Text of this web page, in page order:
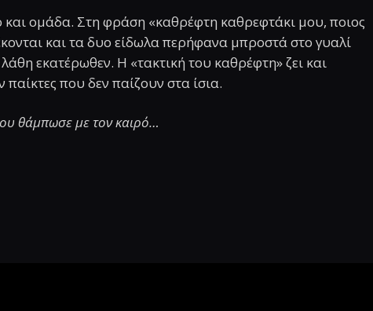
και ομάδα. Στη φράση «καθρέφτη καθρεφτάκι μου, ποιος
και τα δυο είδωλα περήφανα μπροστά στο γυαλί
εκατέρωθεν. Η «τακτική του καθρέφτη» ζει και
που δεν παίζουν στα ίσια.
θάμπωσε με τον καιρό…